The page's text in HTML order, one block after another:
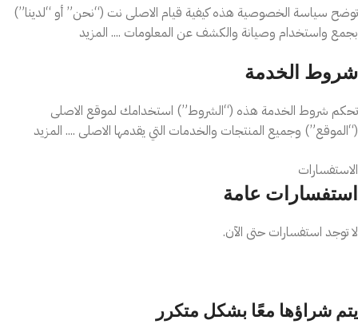
✔️ الأطفال
✔️ المنازل
✔️ المكاتب
⚙️ المواصفات
الماركة: RHAKE LK-QDK
النوع: جهاز طارد ناموس كهربائي
التشغيل: كهرباء مباشرة
التحكم: زر تشغيل/إيقاف
الاستخدام: مع عبوة سائل (غير مرفقة)
بلد المنشأ: الصين
توضح سياسة الخصوصية هذه كيفية قيام الاصلى نت (“نحن” أو “لدينا”)
بجمع واستخدام وصيانة والكشف عن المعلومات .... المزيد
شروط الخدمة
تحكم شروط الخدمة هذه (“الشروط”) استخدامك لموقع الاصلى
(“الموقع”) وجميع المنتجات والخدمات التي يقدمها الاصلى .... المزيد
سياسة الإلغاء / الإرجاع / الاستبدال
يمكنك طلب الإرجاع في غضون 14 يومًا من استلام طلبك ... المزيد
الاستفسارات
استفسارات عامة
لا توجد استفسارات حتى الآن.
يتم شراؤها معًا بشكل متكرر